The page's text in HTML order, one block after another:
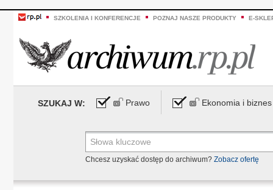
SZKOLENIA I KONFERENCJE POZNAJ NASZE PRODUKTY E-
SZUKAJ W: Prawo Ekonomia i biznes
Chcesz uzyskać dostęp do archiwum? Zobacz ofertę